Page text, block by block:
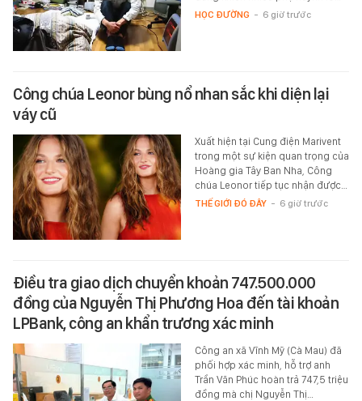
HỌC ĐƯỜNG - 6 giờ trước
Công chúa Leonor bùng nổ nhan sắc khi diện lại
váy cũ
Xuất hiện tại Cung điện Marivent
trong một sự kiện quan trọng của
Hoàng gia Tây Ban Nha, Công
chúa Leonor tiếp tục nhận được…
THẾ GIỚI ĐÓ ĐÂY - 6 giờ trước
Điều tra giao dịch chuyển khoản 747.500.000
đồng của Nguyễn Thị Phương Hoa đến tài khoản
LPBank, công an khẩn trương xác minh
Công an xã Vĩnh Mỹ (Cà Mau) đã
phối hợp xác minh, hỗ trợ anh
Trần Văn Phúc hoàn trả 747,5 triệu
đồng mà chị Nguyễn Thị…